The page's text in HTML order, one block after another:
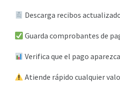
Descarga recibos
Guarda comprobantes de
Verifica que el pago
Atiende rápido cualquier